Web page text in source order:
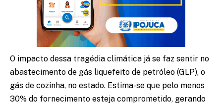
O impacto dessa tragédia climática já se faz sentir no
abastecimento de gás liquefeito de petróleo (GLP), o
gás de cozinha, no estado. Estima-se que pelo menos
30% do fornecimento esteja comprometido, gerando